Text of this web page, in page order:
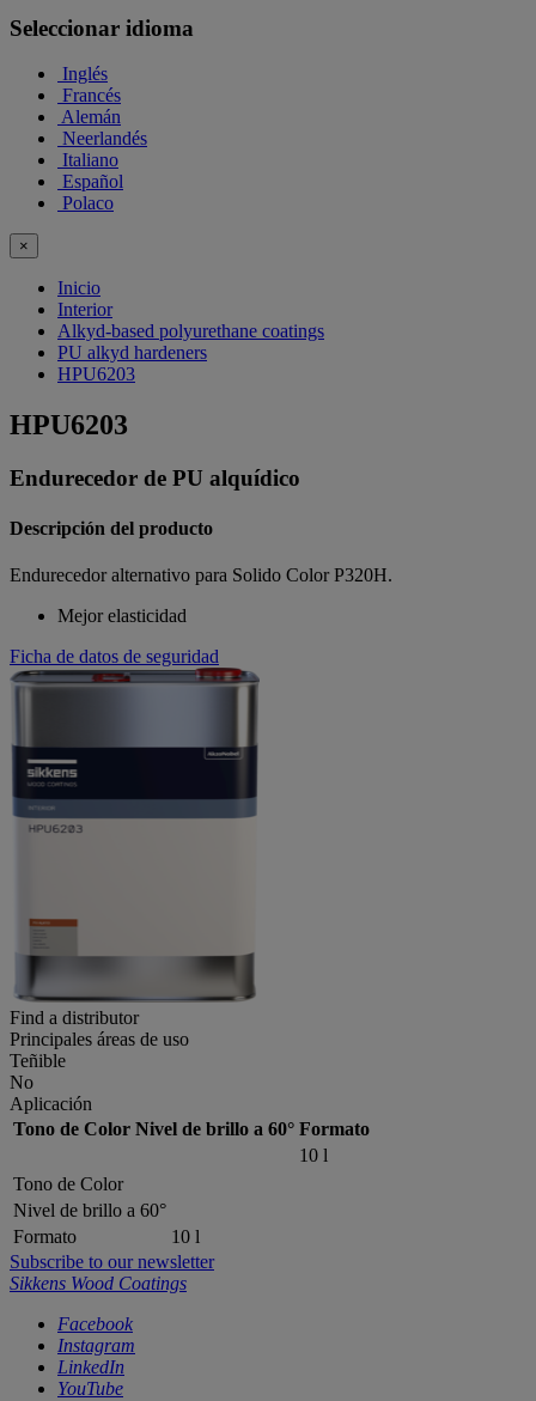
Seleccionar idioma
Inglés
Francés
Alemán
Neerlandés
Italiano
Español
Polaco
×
Inicio
Interior
Alkyd-based polyurethane coatings
PU alkyd hardeners
HPU6203
HPU6203
Endurecedor de PU alquídico
Descripción del producto
Endurecedor alternativo para Solido Color P320H.
Mejor elasticidad
Ficha de datos de seguridad
Find a distributor
Principales áreas de uso
Teñible
No
Aplicación
Tono de Color Nivel de brillo a 60° Formato
10 l
Tono de Color
Nivel de brillo a 60°
Formato
10 l
Subscribe to our newsletter
Sikkens Wood Coatings
Facebook
Instagram
LinkedIn
YouTube